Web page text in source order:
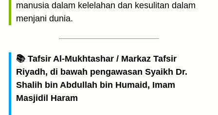
manusia dalam kelelahan dan kesulitan dalam
menjani dunia.
📚 Tafsir Al-Mukhtashar / Markaz Tafsir
Riyadh, di bawah pengawasan Syaikh Dr.
Shalih bin Abdullah bin Humaid, Imam
Masjidil Haram